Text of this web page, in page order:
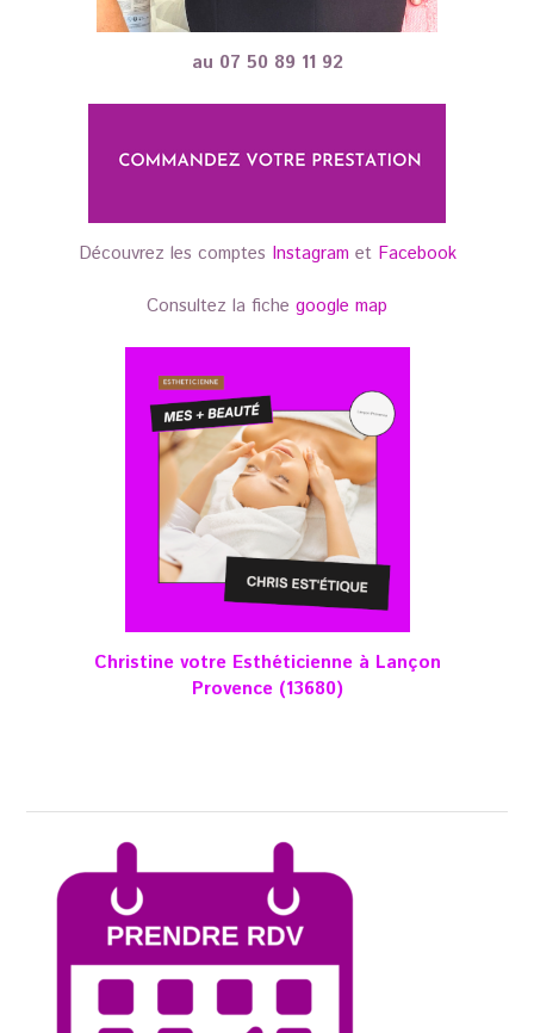
au 07 50 89 11 92
Découvrez les comptes Instagram et Facebook
Consultez la fiche google map
Christine votre Esthéticienne à Lançon
Provence (13680)